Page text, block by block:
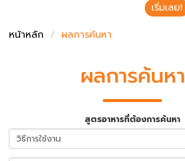
เริ่มเลย!
หน้าหลัก
ผลการค้นหา
ผลการค้นหา
สูตรอาหารที่ต้องการค้นหา